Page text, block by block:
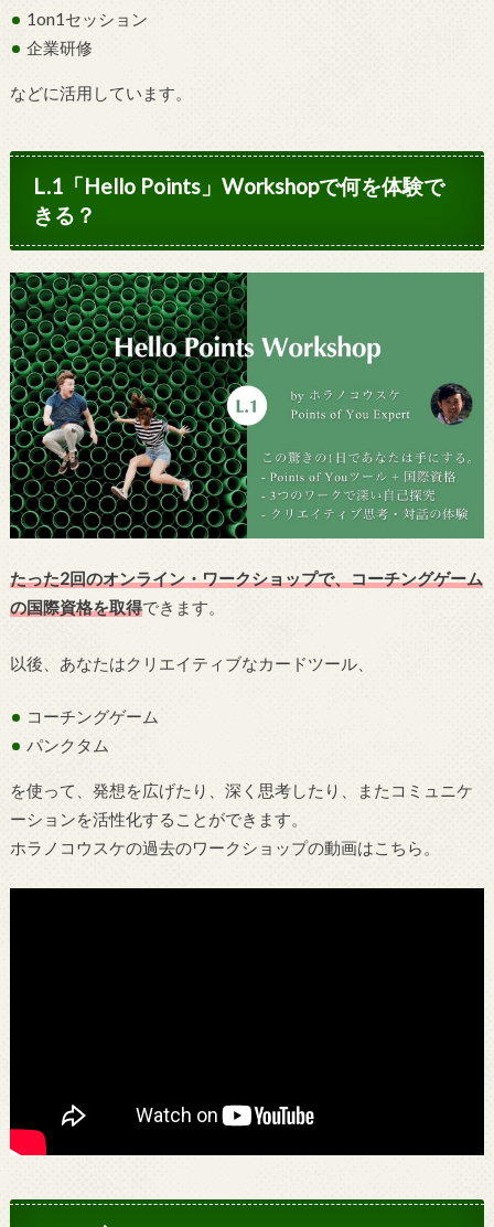
1on1セッション
企業研修
などに活用しています。
L.1「Hello Points」Workshopで何を体験で
きる？
たった2回のオンライン・ワークショップで、コーチングゲーム
の国際資格を取得できます。
以後、あなたはクリエイティブなカードツール、
コーチングゲーム
パンクタム
を使って、発想を広げたり、深く思考したり、またコミュニケ
ーションを活性化することができます。
ホラノコウスケの過去のワークショップの動画はこちら。